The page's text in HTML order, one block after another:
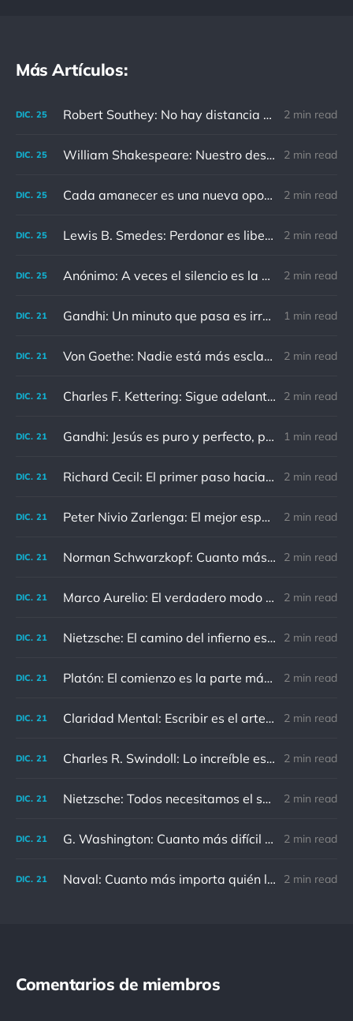
Más Artículos:
DIC. 25 Robert Southey: No hay distancia o tiempo que pueda disminuir la amistad de aquellos que están completamente convencidos del valor del otro 2 min read
DIC. 25 William Shakespeare: Nuestro destino está en las estrellas, así que levantemos nuestros ojos al cielo 2 min read
DIC. 25 Cada amanecer es una nueva oportunidad 2 min read
DIC. 25 Lewis B. Smedes: Perdonar es liberar a un prisionero y descubrir que el prisionero eras tú 2 min read
DIC. 25 Anónimo: A veces el silencio es la mejor respuesta 2 min read
DIC. 21 Gandhi: Un minuto que pasa es irrecuperable. Conociendo esto, ¿cómo podemos malgastar tantas horas? 1 min read
DIC. 21 Von Goethe: Nadie está más esclavizado que aquellos que falsamente creen que son libres. 2 min read
DIC. 21 Charles F. Kettering: Sigue adelante, y es probable que tropieces con algo, tal vez cuando menos lo esperes. Nunca he escuchado hablar de alguien algu 2 min read
DIC. 21 Gandhi: Jesús es puro y perfecto, pero vosotros los cristianos no sois como él. 1 min read
DIC. 21 Richard Cecil: El primer paso hacia el conocimiento es saber que somos ignorantes. 2 min read
DIC. 21 Peter Nivio Zarlenga: El mejor espejo es un viejo amigo. 2 min read
DIC. 21 Norman Schwarzkopf: Cuanto más sudes por la paz, menos sangras por la guerra. 2 min read
DIC. 21 Marco Aurelio: El verdadero modo de vengarse de un enemigo es no parecérsele. 2 min read
DIC. 21 Nietzsche: El camino del infierno está asfaltado de buenas intenciones. 2 min read
DIC. 21 Platón: El comienzo es la parte más importante del trabajo 2 min read
DIC. 21 Claridad Mental: Escribir es el arte de calmar y despejar la mente. 2 min read
DIC. 21 Charles R. Swindoll: Lo increíble es que cada día podemos elegir la actitud que adoptaremos. 2 min read
DIC. 21 Nietzsche: Todos necesitamos el sentido de culpa, pero nadie necesita sentirse culpable. 2 min read
DIC. 21 G. Washington: Cuanto más difícil es el conflicto, mayor es el triunfo. 2 min read
DIC. 21 Naval: Cuanto más importa quién lo ha dicho, menos importa en realidad 2 min read
Comentarios de miembros